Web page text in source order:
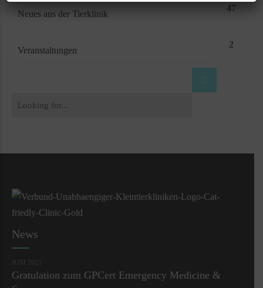
Neues aus der Tierklinik
47
Veranstaltungen
2
News
JUNI 2025
Gratulation zum GPCert Emergency Medicine &